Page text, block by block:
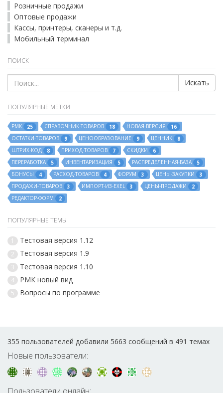
Розничные продажи
Оптовые продажи
Кассы, принтеры, сканеры и т.д.
Мобильный терминал
ПОИСК
Искать
ПОПУЛЯРНЫЕ МЕТКИ
РМК 25 СПРАВОЧНИК-ТОВАРОВ 18 НОВАЯ-ВЕРСИЯ
16
ОСТАТКИ-ТОВАРОВ
9 ЦЕНООБРАЗОВАНИЕ 9 ЦЕННИК
8
ШТРИХ-КОД
8 ПРИХОД-ТОВАРОВ 7 СКИДКИ
6
ПЕРЕРАБОТКА
5 ИНВЕНТАРИЗАЦИЯ 5 РАСПРЕДЕЛЕННАЯ-БАЗА
5
БОНУСЫ
4 РАСХОД-ТОВАРОВ 4 ФОРУМ 3 ЦЕНЫ-ЗАКУПКИ
3
ПРОДАЖИ-ТОВАРОВ
3 ИМПОРТ-ИЗ-EXEL 3 ЦЕНЫ-ПРОДАЖИ
2
РЕДАКТОР-ФОРМ
2
ПОПУЛЯРНЫЕ ТЕМЫ
1 Тестовая версия 1.12
2 Тестовая версия 1.9
3 Тестовая версия 1.10
4 РМК новый вид
5 Вопросы по программе
355 пользователей добавили 5663 сообщений в 491 темах
Новые пользователи:
Пользователи онлайн: